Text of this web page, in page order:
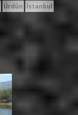
Ürdün İstanbul